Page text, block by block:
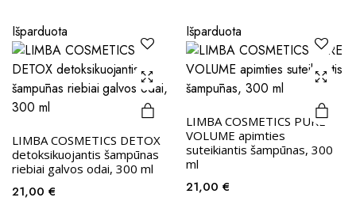
Išparduota
LIMBA COSMETICS DETOX
detoksikuojantis šampūnas
riebiai galvos odai, 300 ml
21,00 €
Išparduota
LIMBA COSMETICS PURE
VOLUME apimties
suteikiantis šampūnas, 300
ml
21,00 €